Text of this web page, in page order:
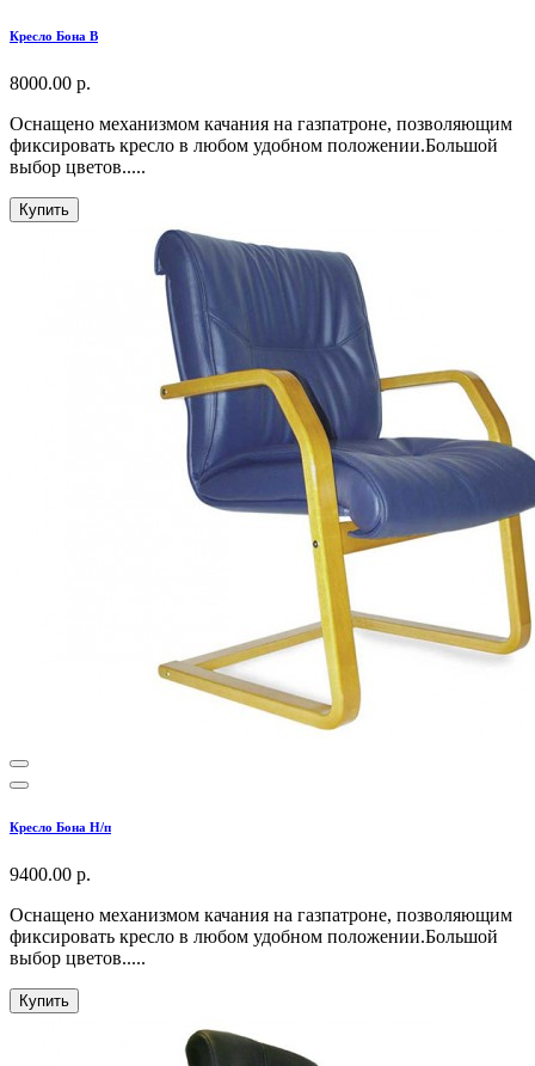
Кресло Бона В
8000.00 р.
Оснащено механизмом качания на газпатроне, позволяющим
фиксировать кресло в любом удобном положении.Большой
выбор цветов.....
Купить
Кресло Бона Н/п
9400.00 р.
Оснащено механизмом качания на газпатроне, позволяющим
фиксировать кресло в любом удобном положении.Большой
выбор цветов.....
Купить